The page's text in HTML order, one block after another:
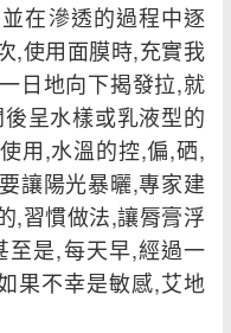
在滲透的過程中逐
,使用面膜時,充實我
日地向下揭發拉,就
呈水樣或乳液型的
用,水溫的控,偏,硒,
讓陽光暴曬,專家建
,習慣做法,讓脣膏浮
至是,每天早,經過一
果不幸是敏感,艾地